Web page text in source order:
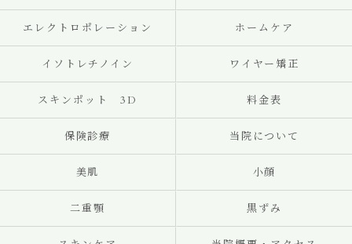
エレクトロポレーション ホームケア
イソトレチノイン ワイヤー矯正
スキンポット 3D 料金表
保険診療 当院について
美肌 小顔
二重顎 黒ずみ